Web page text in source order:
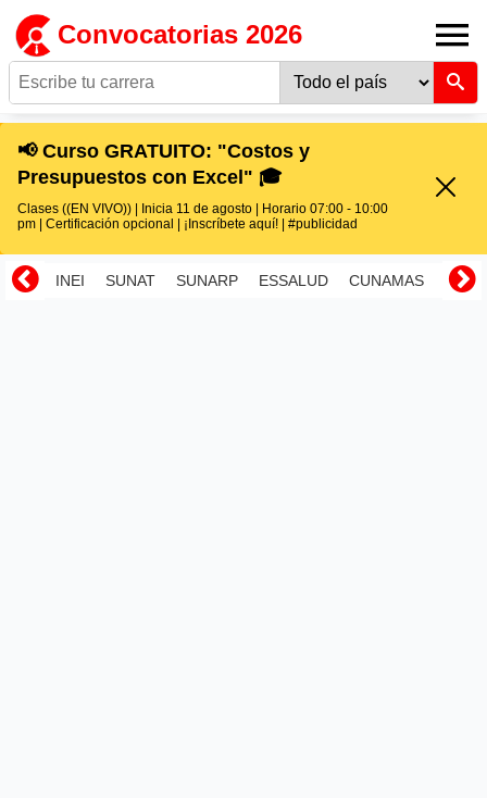
Convocatorias 2026
📢 Curso GRATUITO: "Costos y
Presupuestos con Excel" 🎓
Clases ((EN VIVO)) | Inicia 11 de agosto | Horario 07:00 - 10:00
pm | Certificación opcional | ¡Inscríbete aquí! | #publicidad
INEI SUNAT SUNARP ESSALUD CUNAMAS